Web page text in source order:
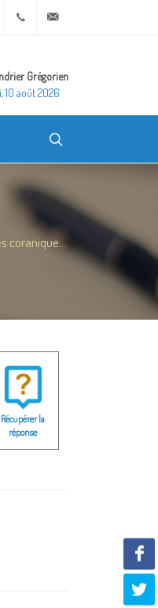
Soundcloud+20 2 25970400
Grégorien
10 août 2026
coranique...
Récupérer la
réponse